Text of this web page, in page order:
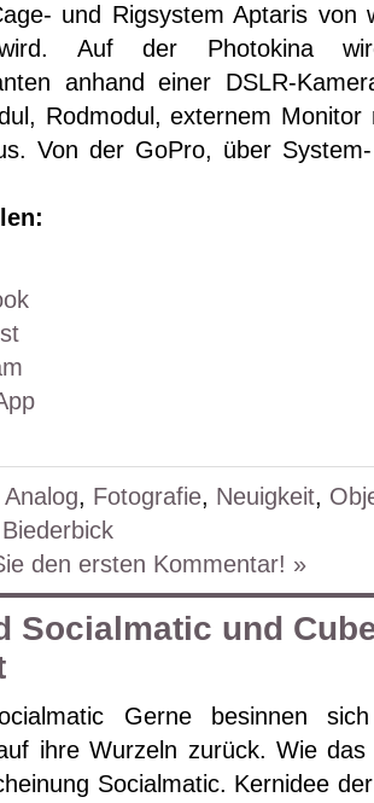
und Rigsystem Aptaris von
Auf der Photokina
anhand einer DSLR-
Rodmodul, externem
Von der GoPro, über
Analog, Fotografie, Neuigkeit,
den ersten Kommentar! »
Socialmatic und
Gerne besinnen
ihre Wurzeln zurück. Wie
Socialmatic. Kernidee